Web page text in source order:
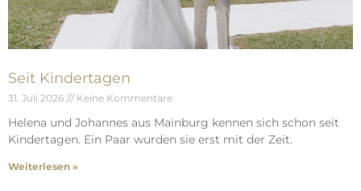
Seit Kindertagen
31. Juli 2026 Keine Kommentare
Helena und Johannes aus Mainburg kennen sich schon seit
Kindertagen. Ein Paar wurden sie erst mit der Zeit.
Weiterlesen »